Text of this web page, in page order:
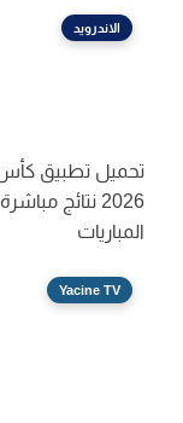
الاندرويد
تحميل تطبيق كأس
2026 نتائج
المباريات
Yacine TV